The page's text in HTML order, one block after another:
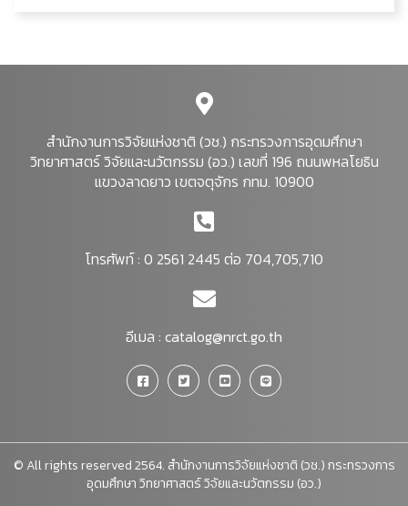
สำนักงานการวิจัยแห่งชาติ (วช.) กระทรวงการอุดมศึกษา
วิทยาศาสตร์ วิจัยและนวัตกรรม (อว.) เลขที่ 196 ถนนพหลโยธิน
แขวงลาดยาว เขตจตุจักร กทม. 10900
โทรศัพท์ : 0 2561 2445 ต่อ 704,705,710
อีเมล : catalog@nrct.go.th
© All rights reserved 2564. สำนักงานการวิจัยแห่งชาติ (วช.) กระทรวงการ
อุดมศึกษา วิทยาศาสตร์ วิจัยและนวัตกรรม (อว.)